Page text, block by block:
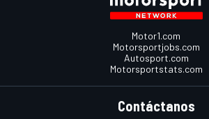
Motor1.com
Motorsportjobs.com
Autosport.com
Motorsportstats.com
Contáctanos